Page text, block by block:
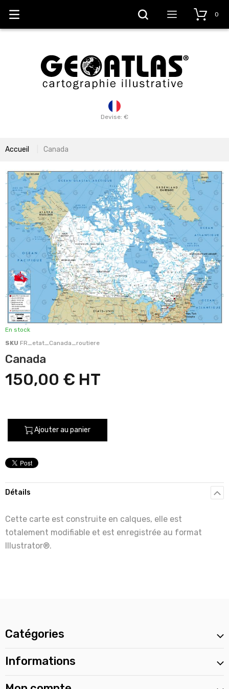
Devise: €
0
Accueil Canada
En stock
SKU FR_etat_Canada_routiere
Canada
150,00 €
Ajouter au panier
Détails
Cette carte est construite en calques, elle est
totalement modifiable et est enregistrée au format
Illustrator®.
Catégories
Informations